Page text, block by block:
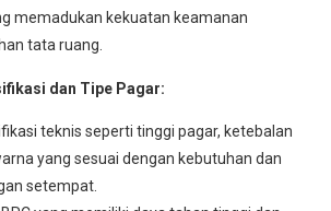
memadukan kekuatan keamanan
tata ruang.
dan Tipe Pagar:
teknis seperti tinggi pagar, ketebalan
yang sesuai dengan kebutuhan dan
setempat.